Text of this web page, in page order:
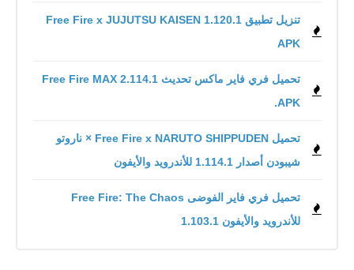
تنزيل تطبيق Free Fire x JUJUTSU KAISEN 1.120.1
APK
تحميل فري فاير ماكس تحديث 2.114.1 Free Fire MAX
.APK
تحميل Free Fire x NARUTO SHIPPUDEN × ناروتو
شيبودن أصدار 1.114.1 للأندرويد والأيفون
للأندرويد والأيفون 1.103.1